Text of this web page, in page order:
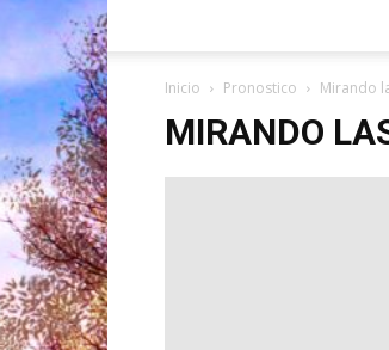
Inicio Pronostico Mirando
MIRANDO